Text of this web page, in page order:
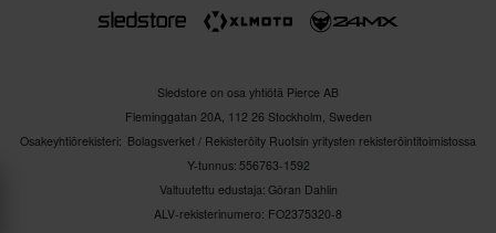
Sledstore on osa yhtiötä Pierce AB
Fleminggatan 20A, 112 26 Stockholm, Sweden
Osakeyhtiörekisteri: Bolagsverket / Rekisteröity Ruotsin yritysten rekisteröintitoimistossa
Y-tunnus: 556763-1592
Valtuutettu edustaja: Göran Dahlin
ALV-rekisterinumero: FO2375320-8